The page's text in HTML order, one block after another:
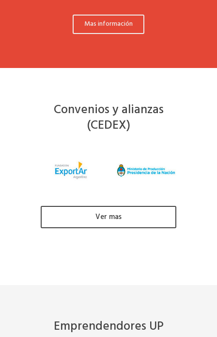
Mas información
Convenios y alianzas
(CEDEX)
Ver mas
Emprendendores UP